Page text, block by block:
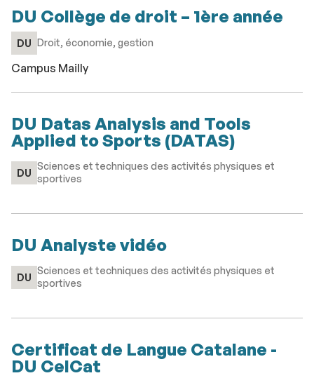
DU Collège de droit – 1ère année
DU Droit, économie, gestion
Campus Mailly
DU Datas Analysis and Tools
Applied to Sports (DATAS)
DU
Sciences et techniques des activités physiques et
sportives
DU Analyste vidéo
DU
Sciences et techniques des activités physiques et
sportives
Certificat de Langue Catalane -
DU CelCat